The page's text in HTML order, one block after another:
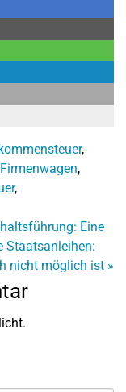
,
Firmenwagen,
,
Eine
Staatsanleihen:
nicht möglich ist »